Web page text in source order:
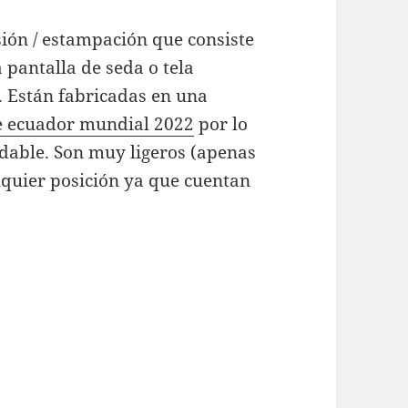
/ estampación que consiste
de seda o tela
fabricadas en una
ecuador mundial 2022 por lo
Son muy ligeros (apenas
posición ya que cuentan